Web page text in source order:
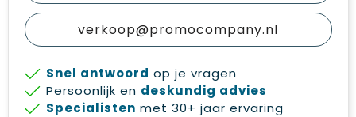
verkoop@promocompany.nl
Snel antwoord op je vragen
Persoonlijk en deskundig advies
Specialisten met 30+ jaar ervaring